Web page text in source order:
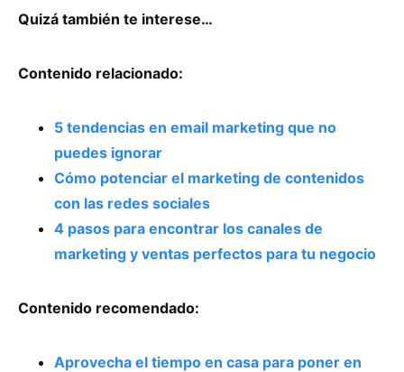
Quizá también te interese…
Contenido relacionado:
5 tendencias en email marketing que no
puedes ignorar
Cómo potenciar el marketing de contenidos
con las redes sociales
4 pasos para encontrar los canales de
marketing y ventas perfectos para tu negocio
Contenido recomendado:
Aprovecha el tiempo en casa para poner en